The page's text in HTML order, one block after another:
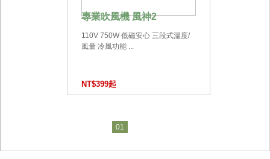
專業吹風機 風神2
110V 750W 低磁安心 三段式溫度/
風量 冷風功能 ...
NT$399起
01